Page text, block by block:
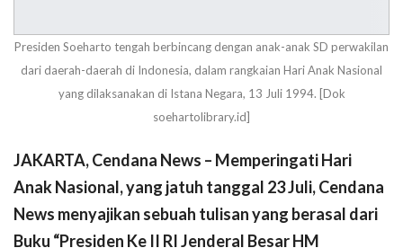
Presiden Soeharto tengah berbincang dengan anak-anak SD perwakilan
dari daerah-daerah di Indonesia, dalam rangkaian Hari Anak Nasional
yang dilaksanakan di Istana Negara, 13 Juli 1994. [Dok
soehartolibrary.id]
JAKARTA, Cendana News – Memperingati Hari
Anak Nasional, yang jatuh tanggal 23 Juli, Cendana
News menyajikan sebuah tulisan yang berasal dari
Buku “Presiden Ke II RI Jenderal Besar HM